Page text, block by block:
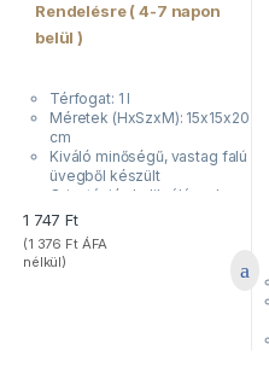
Rendelésre ( 4-7 napon
belül )
Térfogat: 1 l
Méretek (HxSzxM): 15x15x20
cm
Kiváló minőségű, vastag falú
üvegből készült
Orientációs kalibrálással
1 747Ft
(1 376 FtÁFA
nélkül)